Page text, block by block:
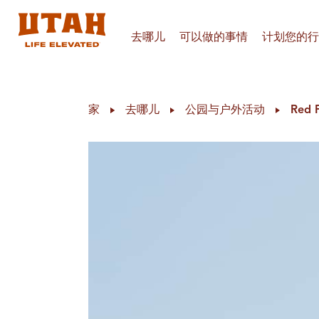
去哪儿 可以做的事情 计划您的
家 去哪儿 公园与户外活动 Red